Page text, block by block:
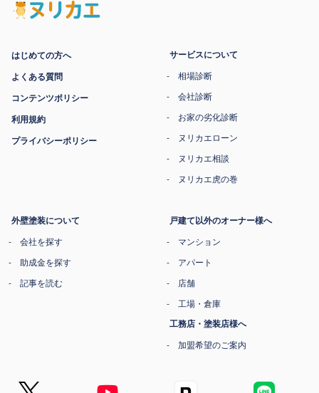
はじめての方へ
よくある質問
コンテンツポリシー
利用規約
プライバシーポリシー
サービスについて
相場診断
会社診断
お家の劣化診断
ヌリカエローン
ヌリカエ相談
ヌリカエ虎の巻
外壁塗装について
会社を探す
助成金を探す
記事を読む
戸建て以外のオーナー様へ
マンション
アパート
店舗
工場・倉庫
工務店・塗装店様へ
加盟希望のご案内